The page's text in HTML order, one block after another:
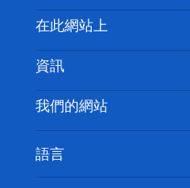
喳
喳
聯絡我們
免責聲明
隱私
Cookie 通知
在此網站上
目的地
要做的事情
新南威爾士州公路旅行
活動
住宿
資訊
旅行資訊
無障礙雪梨
列出您的業務
我們的網站
語言